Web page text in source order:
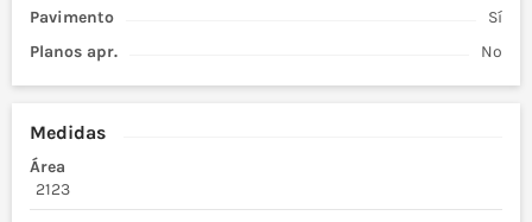
Pavimento
Sí
Planos apr.
No
Medidas
Área
2123